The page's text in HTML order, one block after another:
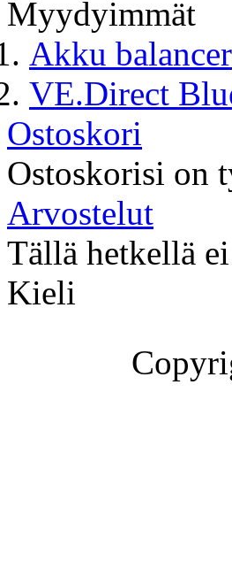
Myydyimmät
Akku balancer
VE.Direct
Ostoskori
Ostoskorisi on
Arvostelut
Tällä hetkellä
Kieli